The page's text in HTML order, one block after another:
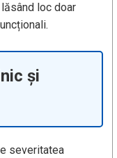
loc doar
și
severitatea